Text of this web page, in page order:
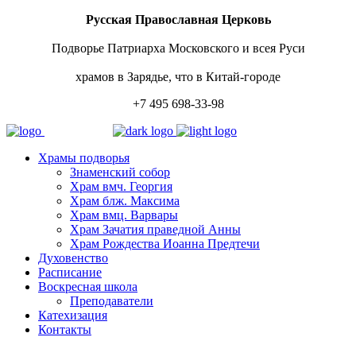
Русская Православная Церковь
Подворье Патриарха Московского и всея Руси
храмов в Зарядье, что в Китай-городе
+7 495 698-33-98
Храмы подворья
Знаменский собор
Храм вмч. Георгия
Храм блж. Максима
Храм вмц. Варвары
Храм Зачатия праведной Анны
Храм Рождества Иоанна Предтечи
Духовенство
Расписание
Воскресная школа
Преподаватели
Катехизация
Контакты